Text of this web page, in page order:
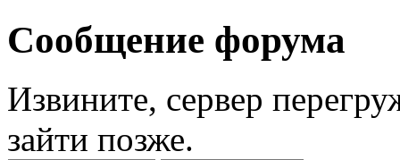
Сообщение форума
Извините, сервер
зайти позже.